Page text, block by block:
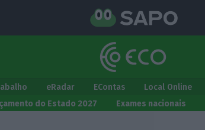
eRadar EContas Local Online
do Estado 2027 Exames nacionais